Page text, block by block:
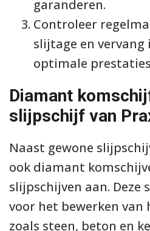
garanderen.
Controleer
slijtage en
optimale
Diamant
slijpschijf van
Naast gewone
ook diamant
slijpschijven aan. Deze
voor het bewerken
zoals steen, beton en